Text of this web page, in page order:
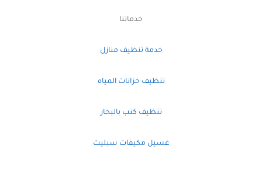
خدماتنا
خدمة تنظيف منازل
تنظيف خزانات المياه
تنظيف كنب بالبخار
غسيل مكيفات سبليت